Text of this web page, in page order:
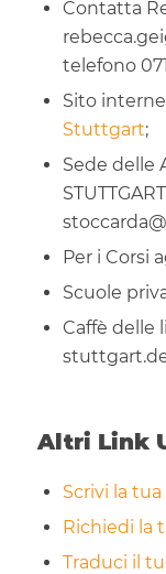
Contatta
telefono
Sito
Stuttgart;
Sede delle
Per i Corsi
Scuole
Caffè delle
Altri Link
Scrivi la
Richiedi la
Traduci il